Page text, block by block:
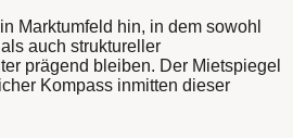
Marktumfeld hin, in dem sowohl
auch struktureller
prägend bleiben. Der Mietspiegel
Kompass inmitten dieser